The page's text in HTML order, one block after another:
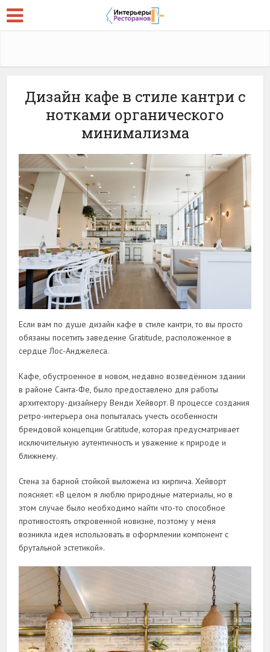
Дизайн кафе в стиле кантри с
нотками органического
минимализма
Если вам по душе дизайн кафе в стиле кантри, то вы просто
обязаны посетить заведение Gratitude, расположенное в
сердце Лос-Анджелеса.
Кафе, обустроенное в новом, недавно возведённом здании
в районе Санта-Фе, было предоставлено для работы
архитектору-дизайнеру Венди Хейворт. В процессе создания
ретро-интерьера она попыталась учесть особенности
брендовой концепции Gratitude, которая предусматривает
исключительную аутентичность и уважение к природе и
ближнему.
Стена за барной стойкой выложена из кирпича. Хейворт
поясняет: «В целом я люблю природные материалы, но в
этом случае было необходимо найти что-то способное
противостоять откровенной новизне, поэтому у меня
возникла идея использовать в оформлении компонент с
брутальной эстетикой».